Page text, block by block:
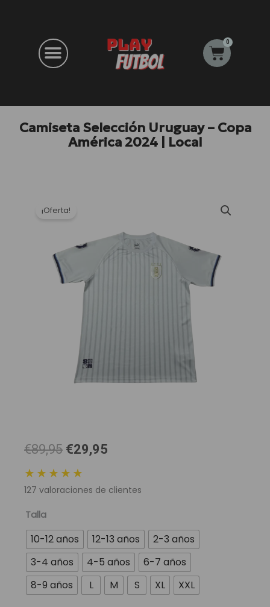
0
Carrito
Camiseta Selección Uruguay – Copa
América 2024 | Local
¡Oferta!
€89,95 El
original
era:
€29,95
es:
★★★★★
127 valoraciones de clientes
Talla
10-12 años 12-13 años
2-3 años
3-4 años
4-5 años
6-7 años
8-9 años
L M S XL XXL
Camiseta
Selección
Uruguay
-
Copa
América